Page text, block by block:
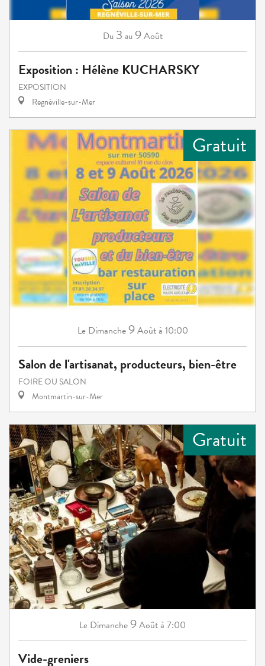
Du 3 au 9Août
Exposition : Hélène KUCHARSKY
EXPOSITION
Regnéville-sur-Mer
Gratuit
Le Dimanche9Aoûtà 10:00
Salon de l'artisanat, producteurs, bien-être
FOIRE OU SALON
Montmartin-sur-Mer
Gratuit
Le Dimanche9Aoûtà 7:00
Vide-greniers